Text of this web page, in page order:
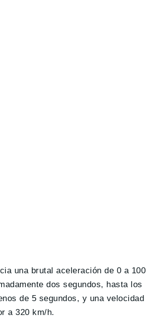
una brutal aceleración de 0 a 100
dos segundos, hasta los
de 5 segundos, y una velocidad
a 320 km/h.